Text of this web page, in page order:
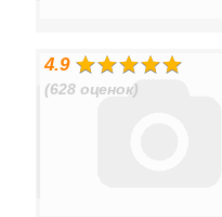
4.9
(628 оценок)